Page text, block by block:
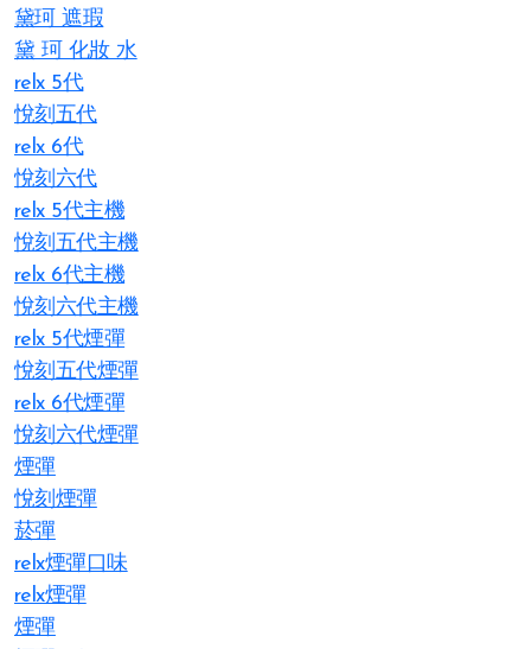
黛珂 遮瑕
黛 珂 化妝 水
relx 5代
悅刻五代
relx 6代
悅刻六代
relx 5代主機
悅刻五代主機
relx 6代主機
悅刻六代主機
relx 5代煙彈
悅刻五代煙彈
relx 6代煙彈
悅刻六代煙彈
煙彈
悅刻煙彈
菸彈
relx煙彈口味
relx煙彈
煙彈